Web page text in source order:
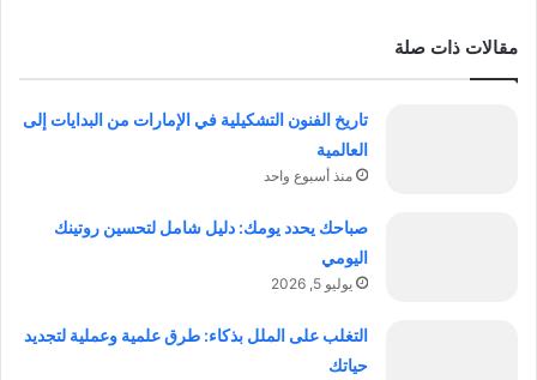
مقالات ذات صلة
تاريخ الفنون التشكيلية في الإمارات من البدايات إلى
العالمية
منذ أسبوع واحد
صباحك يحدد يومك: دليل شامل لتحسين روتينك
اليومي
يوليو 5, 2026
التغلب على الملل بذكاء: طرق علمية وعملية لتجديد
حياتك